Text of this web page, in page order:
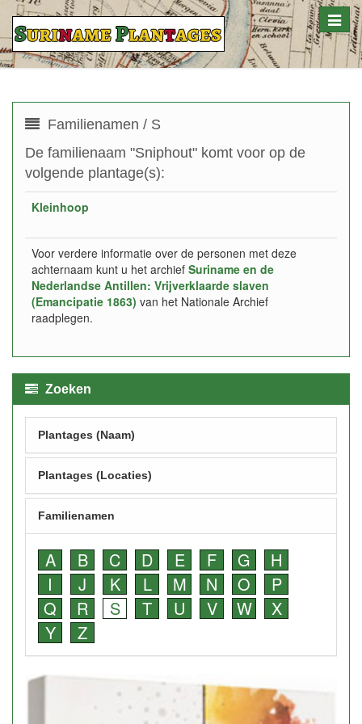
Toggle
Familienamen / S
De familienaam "Sniphout" komt voor op de
volgende plantage(s):
Kleinhoop
Voor verdere informatie over de personen met deze
achternaam kunt u het archief Suriname en de
Nederlandse Antillen: Vrijverklaarde slaven
(Emancipatie 1863) van het Nationale Archief
raadplegen.
Zoeken
Plantages (Naam)
Plantages (Locaties)
Familienamen
A B C D E F G
H
I
J K L M N O
P
Q
R S T U V W
X
Y
Z